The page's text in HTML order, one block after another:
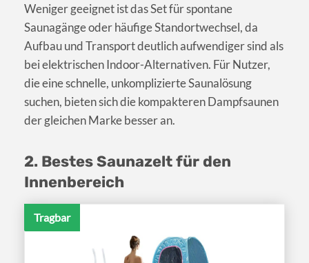
Weniger geeignet ist das Set für spontane
Saunagänge oder häufige Standortwechsel, da
Aufbau und Transport deutlich aufwendiger sind als
bei elektrischen Indoor-Alternativen. Für Nutzer,
die eine schnelle, unkomplizierte Saunalösung
suchen, bieten sich die kompakteren Dampfsaunen
der gleichen Marke besser an.
2. Bestes Saunazelt für den
Innenbereich
Tragbar